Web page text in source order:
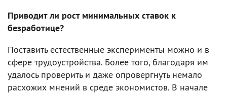
Приводит ли рост минимальных ставок к
безработице?
Поставить естественные эксперименты можно и в
сфере трудоустройства. Более того, благодаря им
удалось проверить и даже опровергнуть немало
расхожих мнений в среде экономистов. В начале